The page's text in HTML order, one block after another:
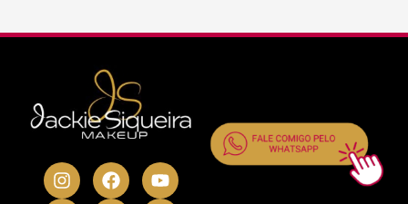
I
n
F
a
Y
o
P
i
E
n
L
i